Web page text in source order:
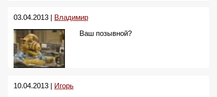
03.04.2013 | Владимир
Ваш позывной?
10.04.2013 | Игорь